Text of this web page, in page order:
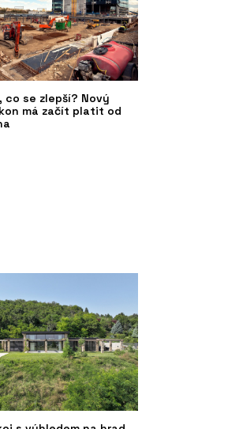
kachlových kamen. Chalupa má
vlastní vinný sklípek a v okolí šumí
potok a lesy
co se zlepší? Nový
má začít platit od